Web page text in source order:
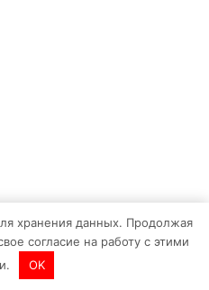
хранения данных. Продолжая
согласие на работу с этими
OK